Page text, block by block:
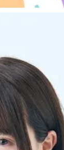
美紀のおんぷの気持ち
in アニメイトタイムズ